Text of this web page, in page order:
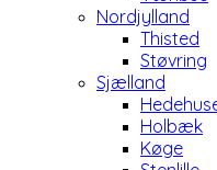
Nordjylland
Thisted
Støvring
Sjælland
Holbæk
Køge